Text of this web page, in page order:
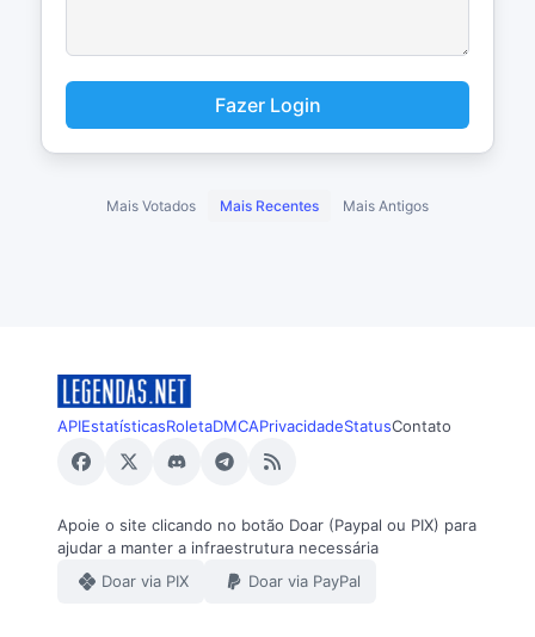
Fazer Login
Mais Votados Mais Recentes Mais Antigos
APIEstatísticasRoletaDMCAPrivacidadeStatusContato
Apoie o site clicando no botão Doar (Paypal ou PIX) para
ajudar a manter a infraestrutura necessária
Doar via PIX
Doar via PayPal